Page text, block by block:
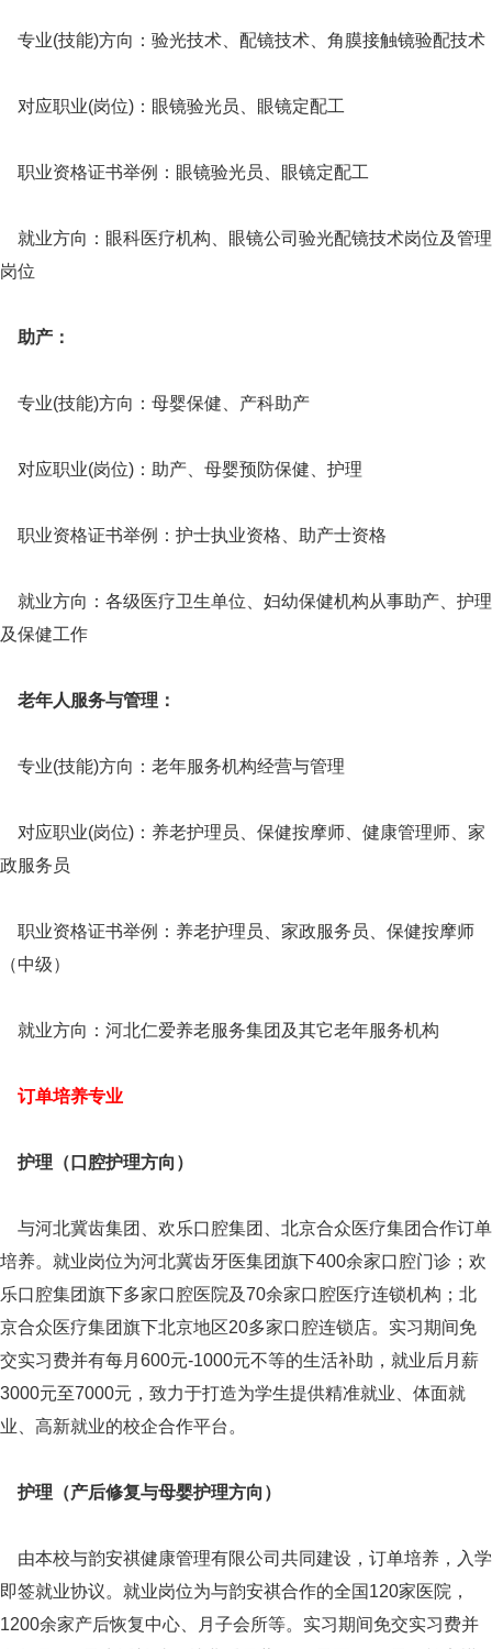
专业(技能)方向：验光技术、配镜技术、角膜接触镜验配技术
对应职业(岗位)：眼镜验光员、眼镜定配工
职业资格证书举例：眼镜验光员、眼镜定配工
就业方向：眼科医疗机构、眼镜公司验光配镜技术岗位及管理
岗位
助产：
专业(技能)方向：母婴保健、产科助产
对应职业(岗位)：助产、母婴预防保健、护理
职业资格证书举例：护士执业资格、助产士资格
就业方向：各级医疗卫生单位、妇幼保健机构从事助产、护理
及保健工作
老年人服务与管理：
专业(技能)方向：老年服务机构经营与管理
对应职业(岗位)：养老护理员、保健按摩师、健康管理师、家
政服务员
职业资格证书举例：养老护理员、家政服务员、保健按摩师
（中级）
就业方向：河北仁爱养老服务集团及其它老年服务机构
订单培养专业
护理（口腔护理方向）
与河北冀齿集团、欢乐口腔集团、北京合众医疗集团合作订单
培养。就业岗位为河北冀齿牙医集团旗下400余家口腔门诊；欢
乐口腔集团旗下多家口腔医院及70余家口腔医疗连锁机构；北
京合众医疗集团旗下北京地区20多家口腔连锁店。实习期间免
交实习费并有每月600元-1000元不等的生活补助，就业后月薪
3000元至7000元，致力于打造为学生提供精准就业、体面就
业、高新就业的校企合作平台。
护理（产后修复与母婴护理方向）
由本校与韵安祺健康管理有限公司共同建设，订单培养，入学
即签就业协议。就业岗位为与韵安祺合作的全国120家医院，
1200余家产后恢复中心、月子会所等。实习期间免交实习费并